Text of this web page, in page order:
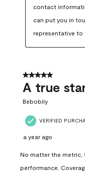
contact
can put you in
representative to
5 out of 5 stars.
A true
Bebobily
VERIFIED
a year ago
No matter the metric,
performance.